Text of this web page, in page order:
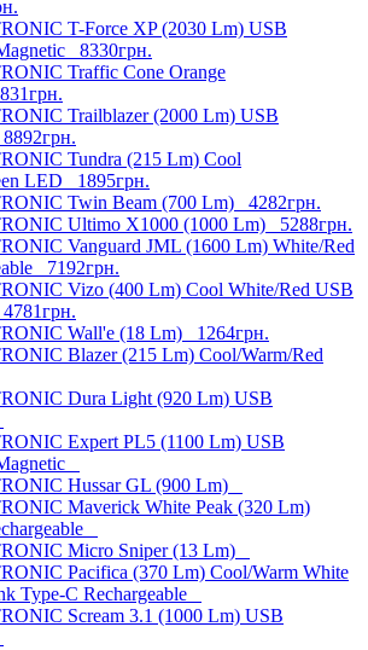
T-Force XP (2030 Lm) USB
8330грн.
Traffic Cone Orange
Trailblazer (2000 Lm) USB
8892грн.
Tundra (215 Lm) Cool
LED 1895грн.
Twin Beam (700 Lm) 4282грн.
Ultimo X1000 (1000 Lm) 5288грн.
Vanguard JML (1600 Lm) White/Red
7192грн.
Vizo (400 Lm) Cool White/Red USB
4781грн.
Wall'e (18 Lm) 1264грн.
Blazer (215 Lm) Cool/Warm/Red
Dura Light (920 Lm) USB
Expert PL5 (1100 Lm) USB
Hussar GL (900 Lm)
Maverick White Peak (320 Lm)
Micro Sniper (13 Lm)
Pacifica (370 Lm) Cool/Warm White
Type-C Rechargeable
Scream 3.1 (1000 Lm) USB